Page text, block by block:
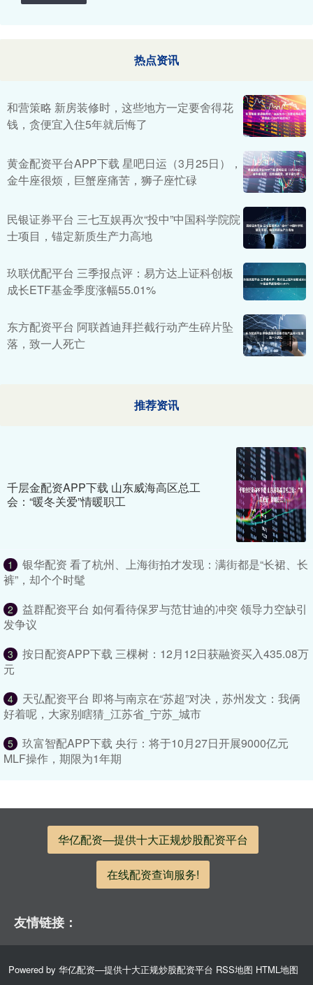
热点资讯
和营策略 新房装修时，这些地方一定要舍得花
钱，贪便宜入住5年就后悔了
黄金配资平台APP下载 星吧日运（3月25日），
金牛座很烦，巨蟹座痛苦，狮子座忙碌
民银证券平台 三七互娱再次“投中”中国科学院院
士项目，锚定新质生产力高地
玖联优配平台 三季报点评：易方达上证科创板
成长ETF基金季度涨幅55.01%
东方配资平台 阿联酋迪拜拦截行动产生碎片坠
落，致一人死亡
推荐资讯
千层金配资APP下载 山东威海高区总工
会：“暖冬关爱”情暖职工
1
银华配资 看了杭州、上海街拍才发现：满街都是“长裙、长
裤”，却个个时髦
2
益群配资平台 如何看待保罗与范甘迪的冲突 领导力空缺引
发争议
3
按日配资APP下载 三棵树：12月12日获融资买入435.08万
元
4
天弘配资平台 即将与南京在“苏超”对决，苏州发文：我俩
好着呢，大家别瞎猜_江苏省_宁苏_城市
5
玖富智配APP下载 央行：将于10月27日开展9000亿元
MLF操作，期限为1年期
华亿配资—提供十大正规炒股配资平台
在线配资查询服务!
友情链接：
Powered by 华亿配资—提供十大正规炒股配资平台 RSS地图 HTML地图